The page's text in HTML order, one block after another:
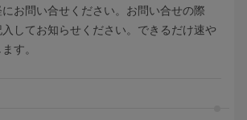
お問い合せください。お問い合せの際
してお知らせください。できるだけ速や
す。